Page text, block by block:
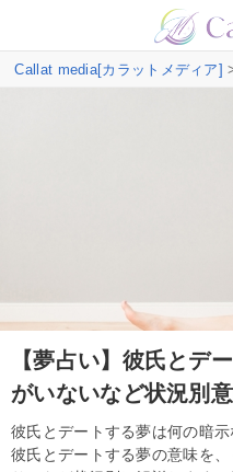
Callat media[カラットメディア]
【夢占い】彼氏とデ
がいないなど状況別
彼氏とデートする夢は何の暗
彼氏とデートする夢の意味を